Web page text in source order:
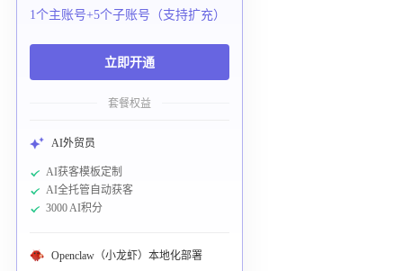
1个主账号+5个子账号（支持扩充）
立即开通
套餐权益
AI外贸员
AI获客模板定制
AI全托管自动获客
3000 AI积分
Openclaw（小龙虾）本地化部署